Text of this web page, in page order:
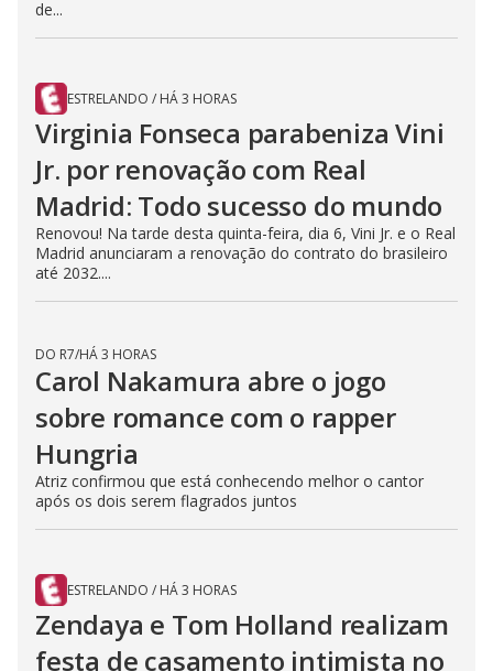
de...
ESTRELANDO / HÁ 3 HORAS
Virginia Fonseca parabeniza Vini
Jr. por renovação com Real
Madrid: Todo sucesso do mundo
Renovou! Na tarde desta quinta-feira, dia 6, Vini Jr. e o Real
Madrid anunciaram a renovação do contrato do brasileiro
até 2032....
DO R7/HÁ 3 HORAS
Carol Nakamura abre o jogo
sobre romance com o rapper
Hungria
Atriz confirmou que está conhecendo melhor o cantor
após os dois serem flagrados juntos
ESTRELANDO / HÁ 3 HORAS
Zendaya e Tom Holland realizam
festa de casamento intimista no